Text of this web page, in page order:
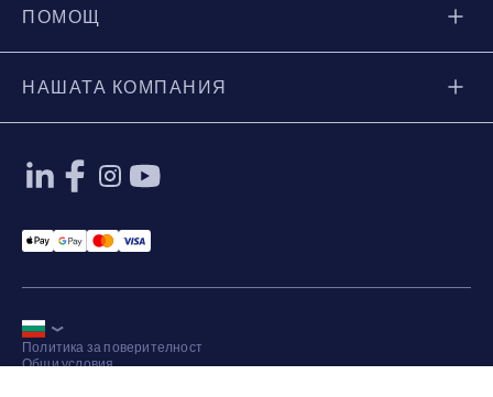
ПОМОЩ
НАШАТА КОМПАНИЯ
Applepay Payment
Googlepay Payment
Mastercard Payment
Visa Payment
Политика за поверителност
Общи условия